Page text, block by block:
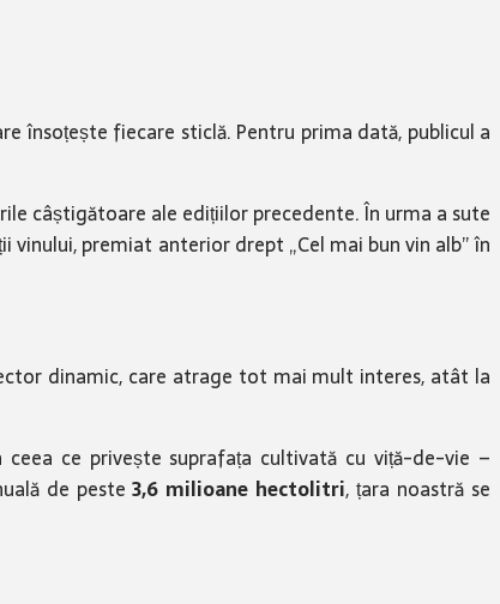
însoțește fiecare sticlă. Pentru prima dată, publicul a
câștigătoare ale edițiilor precedente. În urma a sute
vinului, premiat anterior drept „Cel mai bun vin alb” în
dinamic, care atrage tot mai mult interes, atât la
ce privește suprafața cultivată cu viță-de-vie –
de peste3,6 milioane hectolitri, țara noastră se